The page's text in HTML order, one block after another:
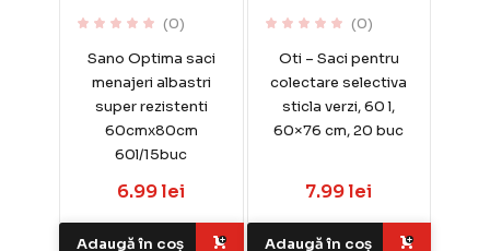
(0)
Sano Optima saci
menajeri albastri
super rezistenti
60cmx80cm
60l/15buc
6.99 lei
Adaugă în coș
(0)
Oti – Saci pentru
colectare selectiva
sticla verzi, 60 l,
60×76 cm, 20 buc
7.99 lei
Adaugă în coș